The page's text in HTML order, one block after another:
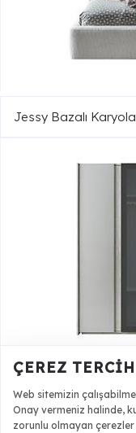
Jessy Bazalı
Jessy 5 Kapılı
ÇEREZ
Web sitemizin
Onay vermeniz halinde,
zorunlu olmayan çerezler